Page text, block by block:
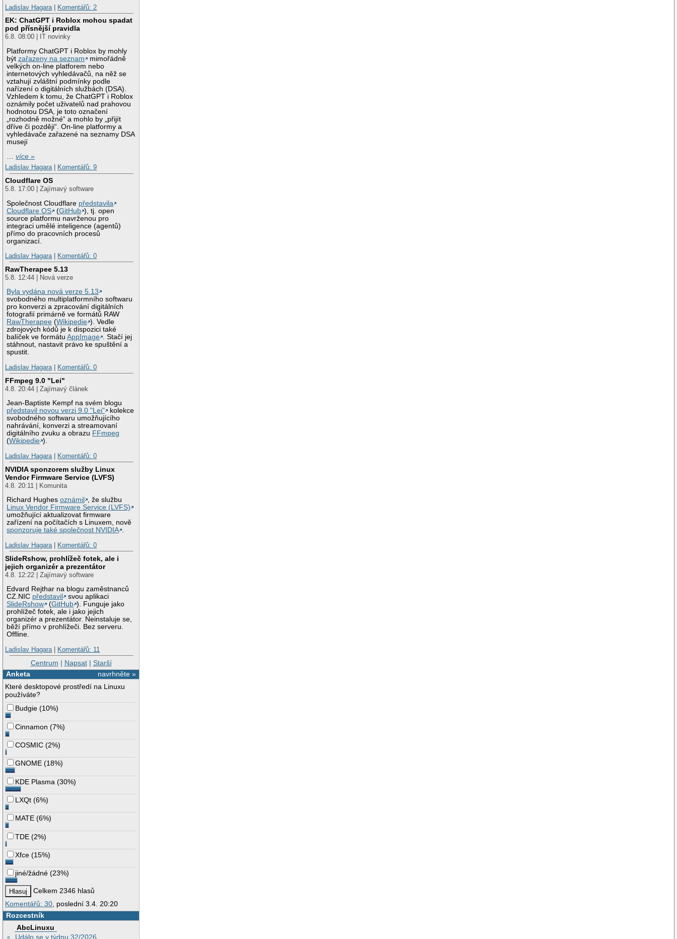
Ladislav Hagara
Komentářů: 2
EK: ChatGPT i Roblox mohou spadat
pod přísnější pravidla
6.8. 08:00 | IT novinky
Platformy ChatGPT i Roblox by mohly
býtzařazeny na seznam
mimořádně
velkých on-line platforem nebo
internetových vyhledávačů, na něž se
vztahují zvláštní podmínky podle
nařízení o digitálních službách (DSA).
Vzhledem k tomu, že ChatGPT i Roblox
oznámily počet uživatelů nad prahovou
hodnotou DSA, je toto označení
„rozhodně možné“ a mohlo by „přijít
dříve či později“. On-line platformy a
vyhledávače zařazené na seznamy DSA
musejí
…více »
Ladislav Hagara| Komentářů: 9
Cloudflare OS
5.8. 17:00 | Zajímavý software
Společnost Cloudflare představila
Cloudflare OS
(GitHub ), tj. open
source platformu navrženou pro
integraci umělé inteligence (agentů)
přímo do pracovních procesů
organizací.
Ladislav Hagara| Komentářů: 0
RawTherapee 5.13
5.8. 12:44 | Nová verze
Byla vydána nová verze 5.13
svobodného multiplatformního softwaru
pro konverzi a zpracování digitálních
fotografií primárně ve formátů RAW
RawTherapee (Wikipedie ). Vedle
zdrojových kódů je k dispozici také
balíček ve formátuAppImage . Stačí jej
stáhnout, nastavit právo ke spuštění a
spustit.
Ladislav Hagara| Komentářů: 0
FFmpeg 9.0 "Lei"
4.8. 20:44 | Zajímavý článek
Jean-Baptiste Kempf na svém blogu
představil novou verzi 9.0 "Lei"
kolekce
svobodného softwaru umožňujícího
nahrávání, konverzi a streamovaní
digitálního zvuku a obrazu FFmpeg
(Wikipedie ).
Ladislav Hagara| Komentářů: 0
NVIDIA sponzorem služby Linux
Vendor Firmware Service (LVFS)
4.8. 20:11 | Komunita
Richard Hughesoznámil
, že službu
Linux Vendor Firmware Service (LVFS)
umožňující aktualizovat firmware
zařízení na počítačích s Linuxem, nově
sponzoruje také společnost NVIDIA .
Ladislav Hagara| Komentářů: 0
SlideRshow, prohlížeč fotek, ale i
jejich organizér a prezentátor
4.8. 12:22 | Zajímavý software
Edvard Rejthar na blogu zaměstnanců
CZ.NIC představil
svou aplikaci
SlideRshow
(GitHub ). Funguje jako
prohlížeč fotek, ale i jako jejich
organizér a prezentátor. Neinstaluje se,
běží přímo v prohlížeči. Bez serveru.
Offline.
Ladislav Hagara| Komentářů: 11
Centrum | Napsat| Starší
navrhněte »
Anketa
Které desktopové prostředí na Linuxu
používáte?
Budgie (10%)
Cinnamon (7%)
COSMIC (2%)
GNOME (18%)
KDE Plasma (30%)
LXQt (6%)
MATE (6%)
TDE (2%)
Xfce (15%)
jiné/žádné (23%)
Celkem 2346 hlasů
Komentářů: 30 , poslední 3.4. 20:20
Rozcestník
AbcLinuxu
Událo se v týdnu 32/2026